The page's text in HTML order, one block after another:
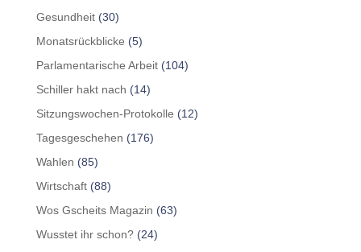
Gesundheit(30)
Monatsrückblicke (5)
Parlamentarische Arbeit(104)
Schiller hakt nach (14)
Sitzungswochen-Protokolle (12)
Tagesgeschehen (176)
Wahlen (85)
Wirtschaft(88)
Wos Gscheits Magazin (63)
Wusstet ihr schon?(24)